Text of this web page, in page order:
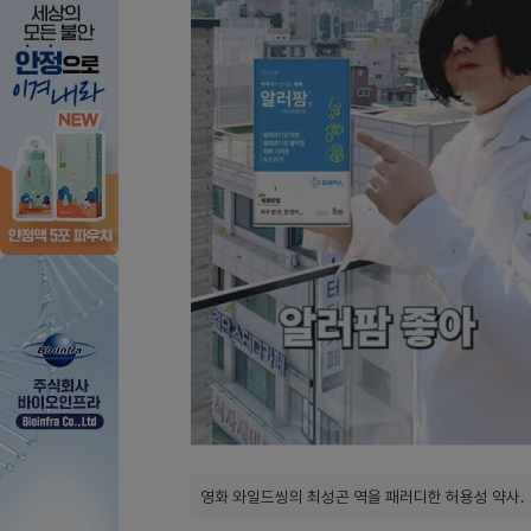
영화 와일드씽의 최성곤 역을 패러디한 허용성 약사.